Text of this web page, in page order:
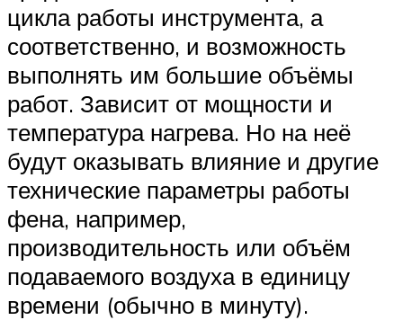
цикла работы инструмента, а
соответственно, и возможность
выполнять им большие объёмы
работ. Зависит от мощности и
температура нагрева. Но на неё
будут оказывать влияние и другие
технические параметры работы
фена, например,
производительность или объём
подаваемого воздуха в единицу
времени (обычно в минуту).